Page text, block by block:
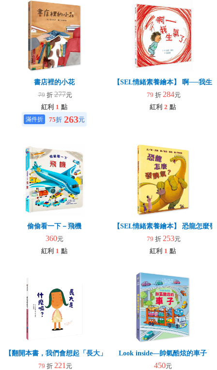
書店裡的小花
79 折277元
紅利 1 點
75折 263元
【SEL情緒素養繪本】 啊──我生
79 折 284元
紅利 2 點
偷偷看一下－飛機
360元
紅利 1 點
【SEL情緒素養繪本】 恐龍怎麼
79 折 253元
紅利 1 點
【翻開本書，我們會想起「長大」的那一刻起】長大是什麼呢？
79 折 221 元
Look inside—帥氣酷炫的車子
450元